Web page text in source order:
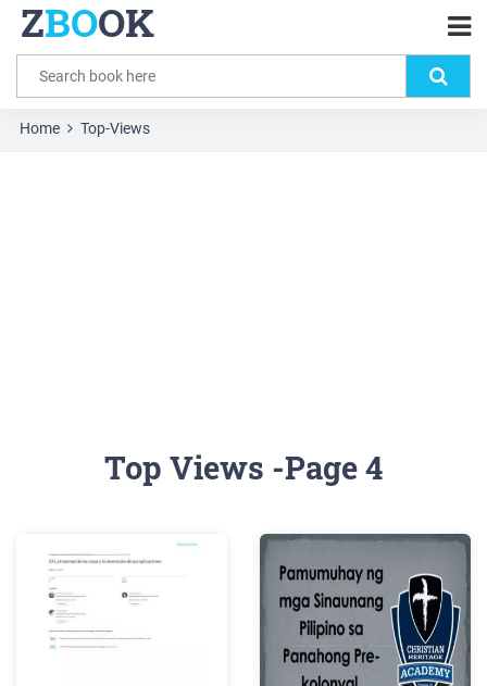
ZBOOK
Home Top-Views
Top Views -Page 4